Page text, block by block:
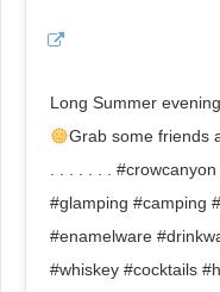
Long Summer
Grab some friends
. . . . . . .
#glamping #camping
#enamelware
#whiskey #cocktails